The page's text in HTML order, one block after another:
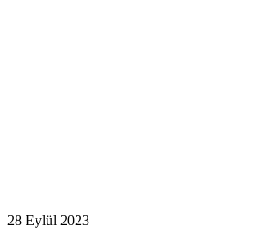
28 Eylül 2023